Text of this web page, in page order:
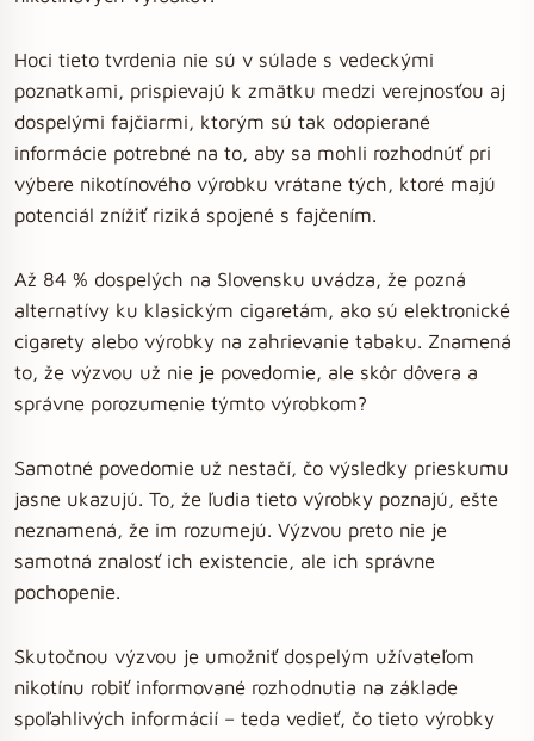
Hoci tieto tvrdenia nie sú v súlade s vedeckými
poznatkami, prispievajú k zmätku medzi verejnosťou aj
dospelými fajčiarmi, ktorým sú tak odopierané
informácie potrebné na to, aby sa mohli rozhodnúť pri
výbere nikotínového výrobku vrátane tých, ktoré majú
potenciál znížiť riziká spojené s fajčením.
Až 84 % dospelých na Slovensku uvádza, že pozná
alternatívy ku klasickým cigaretám, ako sú elektronické
cigarety alebo výrobky na zahrievanie tabaku. Znamená
to, že výzvou už nie je povedomie, ale skôr dôvera a
správne porozumenie týmto výrobkom?
Samotné povedomie už nestačí, čo výsledky prieskumu
jasne ukazujú. To, že ľudia tieto výrobky poznajú, ešte
neznamená, že im rozumejú. Výzvou preto nie je
samotná znalosť ich existencie, ale ich správne
pochopenie.
Skutočnou výzvou je umožniť dospelým užívateľom
nikotínu robiť informované rozhodnutia na základe
spoľahlivých informácií – teda vedieť, čo tieto výrobky